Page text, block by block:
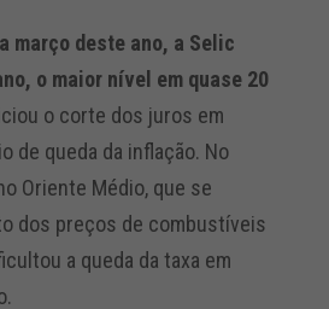
março deste ano, a Selic
o maior nível em quase 20
o corte dos juros em
de queda da inflação. No
Oriente Médio, que se
dos preços de combustíveis
a queda da taxa em